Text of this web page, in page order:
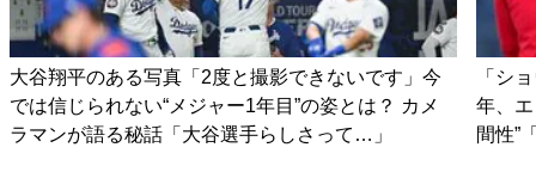
大谷翔平のある写真「2度と撮影できないです」今
では信じられない“メジャー1年目”の姿とは？ カメ
ラマンが語る秘話「大谷選手らしさって…」
「シ
年、
間性”